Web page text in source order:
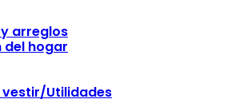
arreglos
del hogar
vestir/Utilidades